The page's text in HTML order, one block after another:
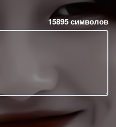
15895символов